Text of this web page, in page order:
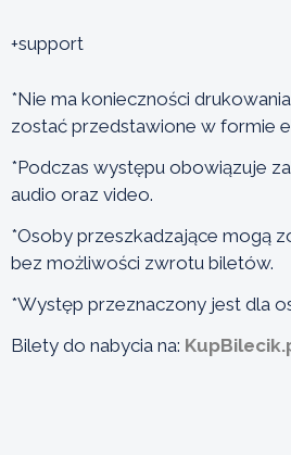
+support
*Nie ma konieczności
zostać przedstawione w formie
*Podczas występu obowiązuje
audio oraz video.
*Osoby przeszkadzające mogą
bez możliwości zwrotu biletów.
*Występ przeznaczony jest dla
Bilety do nabycia na: